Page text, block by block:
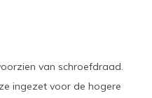
van schroefdraad.
ingezet voor de hogere